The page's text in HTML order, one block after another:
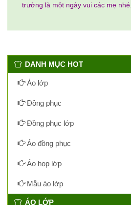
trường là một ngày vui các mẹ nhé.
DANH MỤC HOT
Áo lớp
Đồng phục
Đồng phục lớp
Áo đồng phục
Áo họp lớp
Mẫu áo lớp
ÁO LỚP